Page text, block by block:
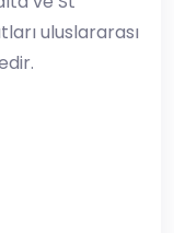
uluslararası